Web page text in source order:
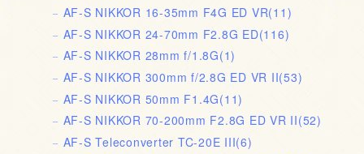
AF-S NIKKOR 16-35mm F4G ED VR(11)
AF-S NIKKOR 24-70mm F2.8G ED(116)
AF-S NIKKOR 28mm f/1.8G(1)
AF-S NIKKOR 300mm f/2.8G ED VR II(53)
AF-S NIKKOR 50mm F1.4G(11)
AF-S NIKKOR 70-200mm F2.8G ED VR II(52)
AF-S Teleconverter TC-20E III(6)